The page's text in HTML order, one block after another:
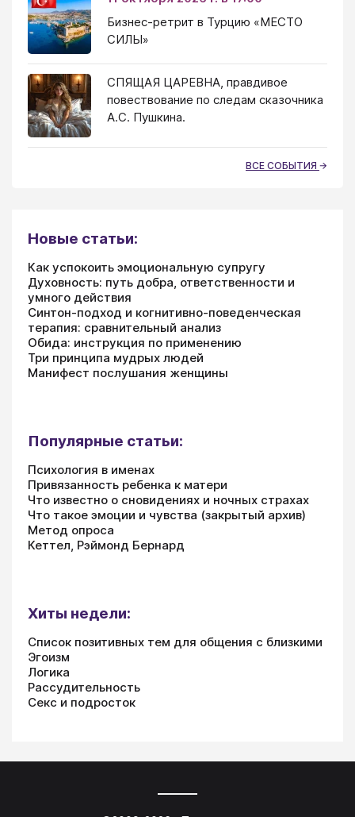
Бизнес-ретрит в Турцию «МЕСТО
СИЛЫ»
СПЯЩАЯ ЦАРЕВНА, правдивое
повествование по следам сказочника
А.С. Пушкина.
ВСЕ СОБЫТИЯ
Новые статьи:
Как успокоить эмоциональную супругу
Духовность: путь добра, ответственности и
умного действия
Синтон-подход и когнитивно-поведенческая
терапия: сравнительный анализ
Обида: инструкция по применению
Три принципа мудрых людей
Манифест послушания женщины
Популярные статьи:
Психология в именах
Привязанность ребенка к матери
Что известно о сновидениях и ночных страхах
Что такое эмоции и чувства (закрытый архив)
Метод опроса
Кеттел, Рэймонд Бернард
Хиты недели:
Список позитивных тем для общения с близкими
Эгоизм
Логика
Рассудительность
Секс и подросток